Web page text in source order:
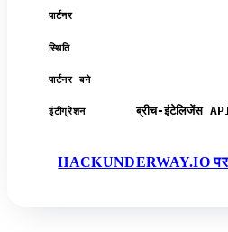
पार्टनर
स्थिति
पार्टनर बने
इंटीग्रेशन ब्रीच-इंटेलिजेंस
HACKUNDERWAY.IO पर